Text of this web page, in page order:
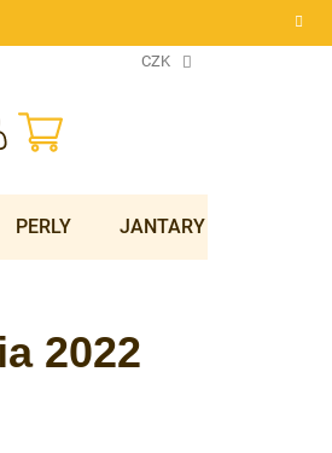
CZK
NÁKUPNÍ
KOŠÍK
PERLY JANTARY
2022